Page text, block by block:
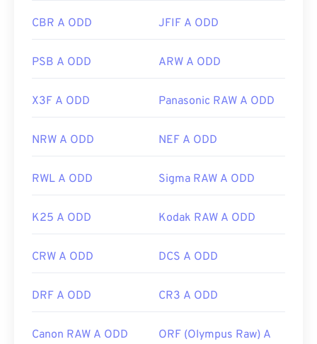
CBR A ODD JFIF A ODD
PSB A ODD ARW A ODD
X3F A ODD Panasonic RAW A ODD
NRW A ODD NEF A ODD
RWL A ODD Sigma RAW A ODD
K25 A ODD Kodak RAW A ODD
CRW A ODD DCS A ODD
DRF A ODD CR3 A ODD
Canon RAW A ODD
ORF (Olympus Raw) A